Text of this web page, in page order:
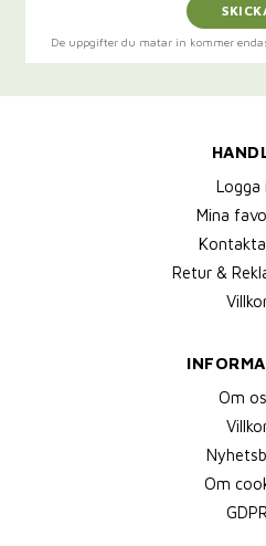
De uppgifter du matar in kommer
Logga
Mina
Retur &
Om
Om
GDPR